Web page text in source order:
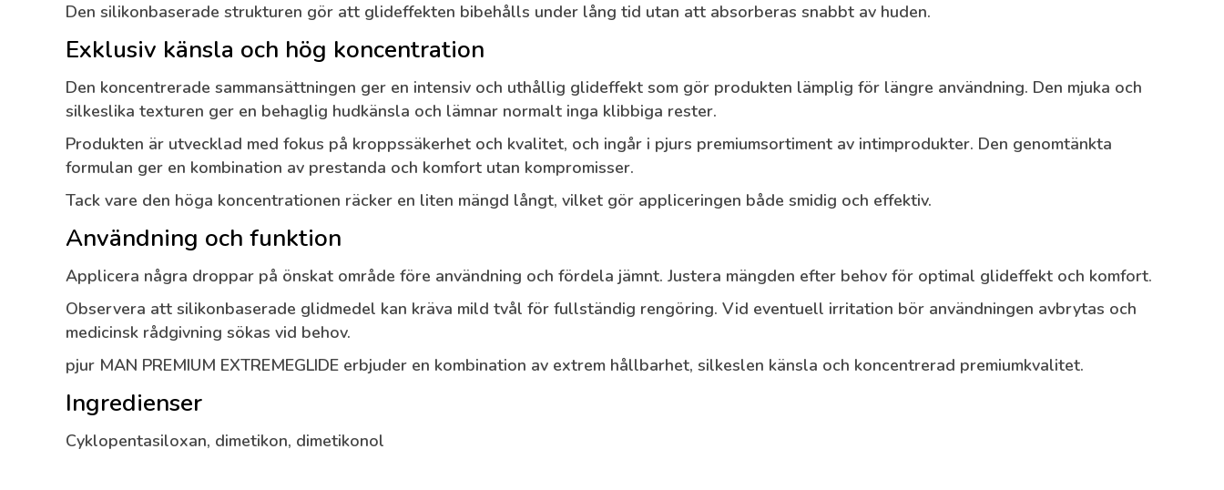
Den silikonbaserade strukturen gör att glideffekten bibehålls under lång tid utan att absorberas snabbt av huden.
Exklusiv känsla och hög koncentration
Den koncentrerade sammansättningen ger en intensiv och uthållig glideffekt som gör produkten lämplig för längre användning. Den mjuka och
silkeslika texturen ger en behaglig hudkänsla och lämnar normalt inga klibbiga rester.
Produkten är utvecklad med fokus på kroppssäkerhet och kvalitet, och ingår i pjurs premiumsortiment av intimprodukter. Den genomtänkta
formulan ger en kombination av prestanda och komfort utan kompromisser.
Tack vare den höga koncentrationen räcker en liten mängd långt, vilket gör appliceringen både smidig och effektiv.
Användning och funktion
Applicera några droppar på önskat område före användning och fördela jämnt. Justera mängden efter behov för optimal glideffekt och komfort.
Observera att silikonbaserade glidmedel kan kräva mild tvål för fullständig rengöring. Vid eventuell irritation bör användningen avbrytas och
medicinsk rådgivning sökas vid behov.
pjur MAN PREMIUM EXTREMEGLIDE erbjuder en kombination av extrem hållbarhet, silkeslen känsla och koncentrerad premiumkvalitet.
Ingredienser
Cyklopentasiloxan, dimetikon, dimetikonol